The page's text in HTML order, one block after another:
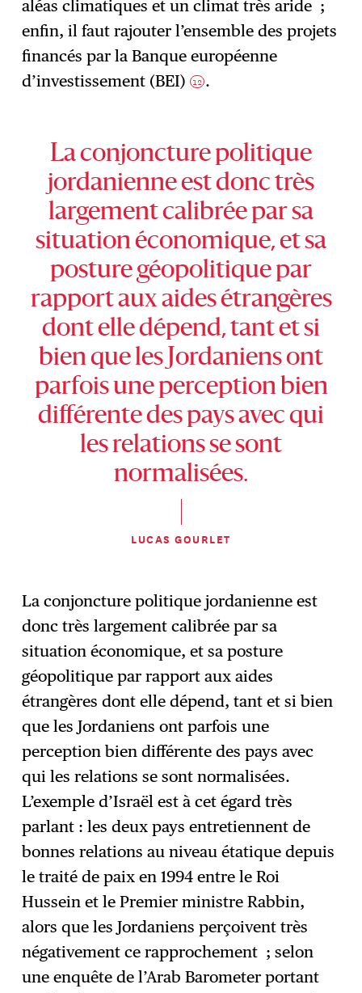
aléas climatiques et un climat très aride ;
enfin, il faut rajouter l’ensemble des projets
financés par la Banque européenne
d’investissement (BEI)12 .
La conjoncture politique
jordanienne est donc très
largement calibrée par sa
situation économique, et sa
posture géopolitique par
rapport aux aides étrangères
dont elle dépend, tant et si
bien que les Jordaniens ont
parfois une perception bien
différente des pays avec qui
les relations se sont
normalisées.
LUCAS GOURLET
La conjoncture politique jordanienne est
donc très largement calibrée par sa
situation économique, et sa posture
géopolitique par rapport aux aides
étrangères dont elle dépend, tant et si bien
que les Jordaniens ont parfois une
perception bien différente des pays avec
qui les relations se sont normalisées.
L’exemple d’Israël est à cet égard très
parlant : les deux pays entretiennent de
bonnes relations au niveau étatique depuis
le traité de paix en 1994 entre le Roi
Hussein et le Premier ministre Rabbin,
alors que les Jordaniens perçoivent très
négativement ce rapprochement ; selon
une enquête de l’Arab Barometer portant